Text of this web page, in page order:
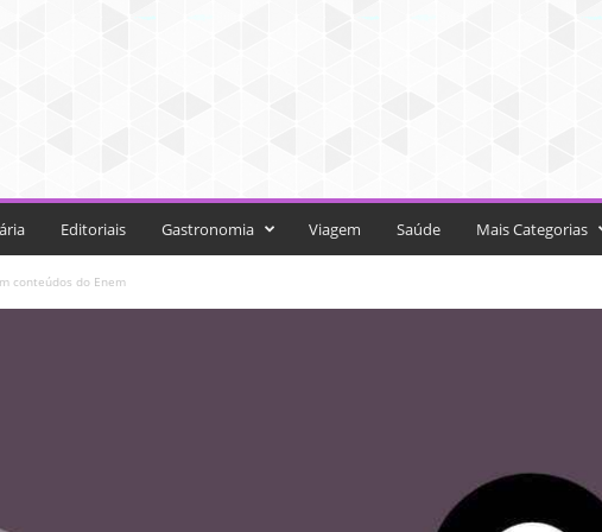
Editoriais Gastronomia Viagem Saúde Mais Categorias
conteúdos do Enem